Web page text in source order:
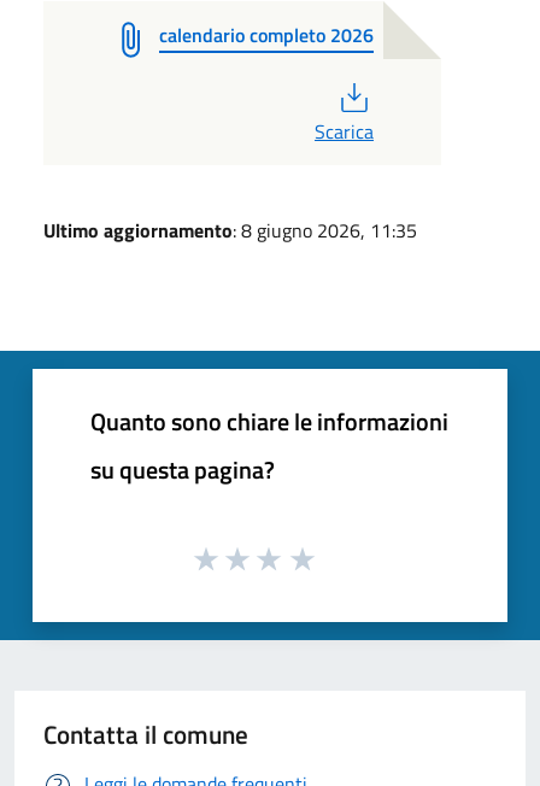
calendario completo 2026
Scarica
Ultimo aggiornamento: 8 giugno 2026, 11:35
Quanto sono chiare le informazioni
su questa pagina?
Contatta il comune